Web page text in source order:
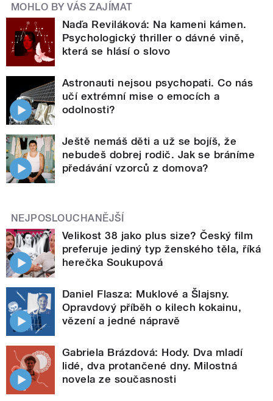
MOHLO BY VÁS ZAJÍMAT
Naďa Reviláková: Na kameni kámen.
Psychologický thriller o dávné vině,
která se hlásí o slovo
Astronauti nejsou psychopati. Co nás
učí extrémní mise o emocích a
odolnosti?
Ještě nemáš děti a už se bojíš, že
nebudeš dobrej rodič. Jak se bráníme
předávání vzorců z domova?
NEJPOSLOUCHANĚJŠÍ
Velikost 38 jako plus size? Český film
preferuje jediný typ ženského těla, říká
herečka Soukupová
Daniel Flasza: Muklové a Šlajsny.
Opravdový příběh o kilech kokainu,
vězení a jedné nápravě
Gabriela Brázdová: Hody. Dva mladí
lidé, dva protančené dny. Milostná
novela ze současnosti